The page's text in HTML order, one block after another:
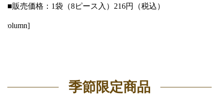
■販売価格：1袋（8ピース入）216円（税込）
[/column]
季節限定商品